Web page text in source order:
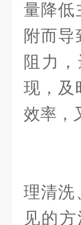
量降低
附而
阻力
现，及
效率，
理清洗
见的